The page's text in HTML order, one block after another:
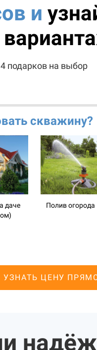
и
подарков на выбор
скважину?
даче
Полив огорода
УЗНАТЬ ЦЕНУ